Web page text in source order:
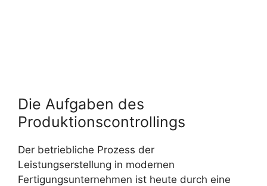
Die Aufgaben des
Produktionscontrollings
Der betriebliche Prozess der
Leistungserstellung in modernen
Fertigungsunternehmen ist heute durch eine